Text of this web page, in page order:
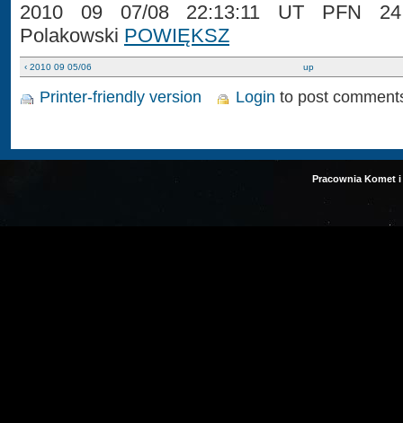
2010 09 07/08 22:13:11 UT PFN 24
Polakowski POWIĘKSZ
‹ 2010 09 05/06 up
Printer-friendly version Login to post
Pracownia Komet